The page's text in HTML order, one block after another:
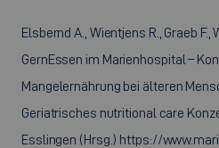
Elsbernd A., Wientjens R., Graeb F.,
GernEssen im Marienhospital –
Mangelernährung bei älteren
Geriatrisches nutritional care
Esslingen (Hrsg.) https://